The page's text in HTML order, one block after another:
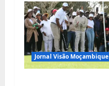
d
e
a
r
Jornal Visão Moçambique